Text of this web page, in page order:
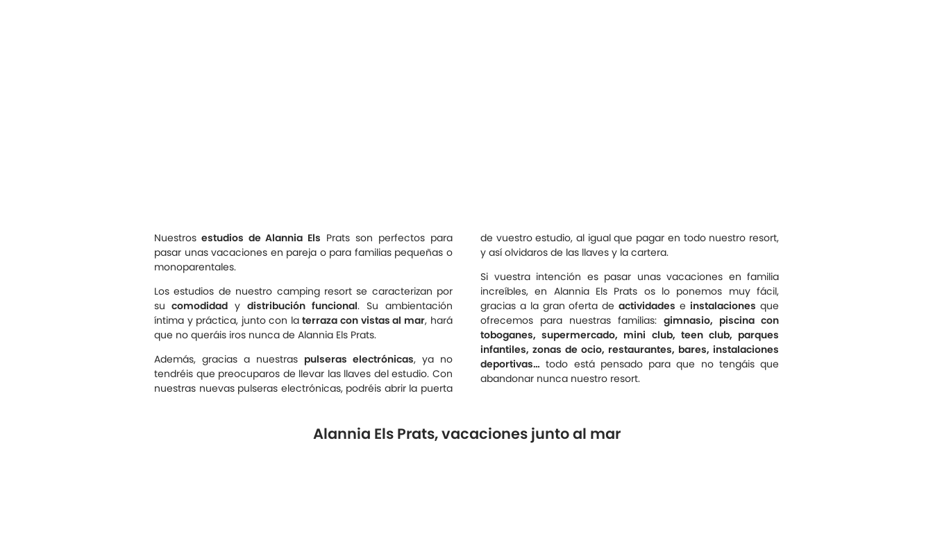
Nuestros estudios de Alannia Els Prats son perfectos para
pasar unas vacaciones en pareja o para familias pequeñas o
monoparentales.
Los estudios de nuestro camping resort se caracterizan por
su comodidad y distribución funcional. Su ambientación
íntima y práctica, junto con la terraza con vistas al mar, hará
que no queráis iros nunca de Alannia Els Prats.
Además, gracias a nuestras pulseras electrónicas, ya no
tendréis que preocuparos de llevar las llaves del estudio. Con
nuestras nuevas pulseras electrónicas, podréis abrir la puerta
de vuestro estudio, al igual que pagar en todo nuestro resort,
y así olvidaros de las llaves y la cartera.
Si vuestra intención es pasar unas vacaciones en familia
increíbles, en Alannia Els Prats os lo ponemos muy fácil,
gracias a la gran oferta de actividades e instalaciones que
ofrecemos para nuestras familias: gimnasio, piscina con
toboganes, supermercado, mini club, teen club, parques
infantiles, zonas de ocio, restaurantes, bares, instalaciones
deportivas… todo está pensado para que no tengáis que
abandonar nunca nuestro resort.
Alannia Els Prats, vacaciones junto al mar